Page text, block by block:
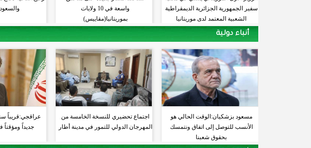
سفير الجمهورية الجزائرية الديمقراطية
الشعبية المعتمد لدى موريتانيا
واسعة في 10 ولايات
بموريتانيا(مقاييس)
أنباء دولية
مسعود بزشكيان:الوقت الحالي هو
الأنسب للتوصل إلى اتفاق ونتمسك
بحقوق شعبنا
اجتماع تحضيري للنسخة الخامسة من
المهرجان الدولي للتمور في مدينة أطار
عراقجي:قريباً
جديداً